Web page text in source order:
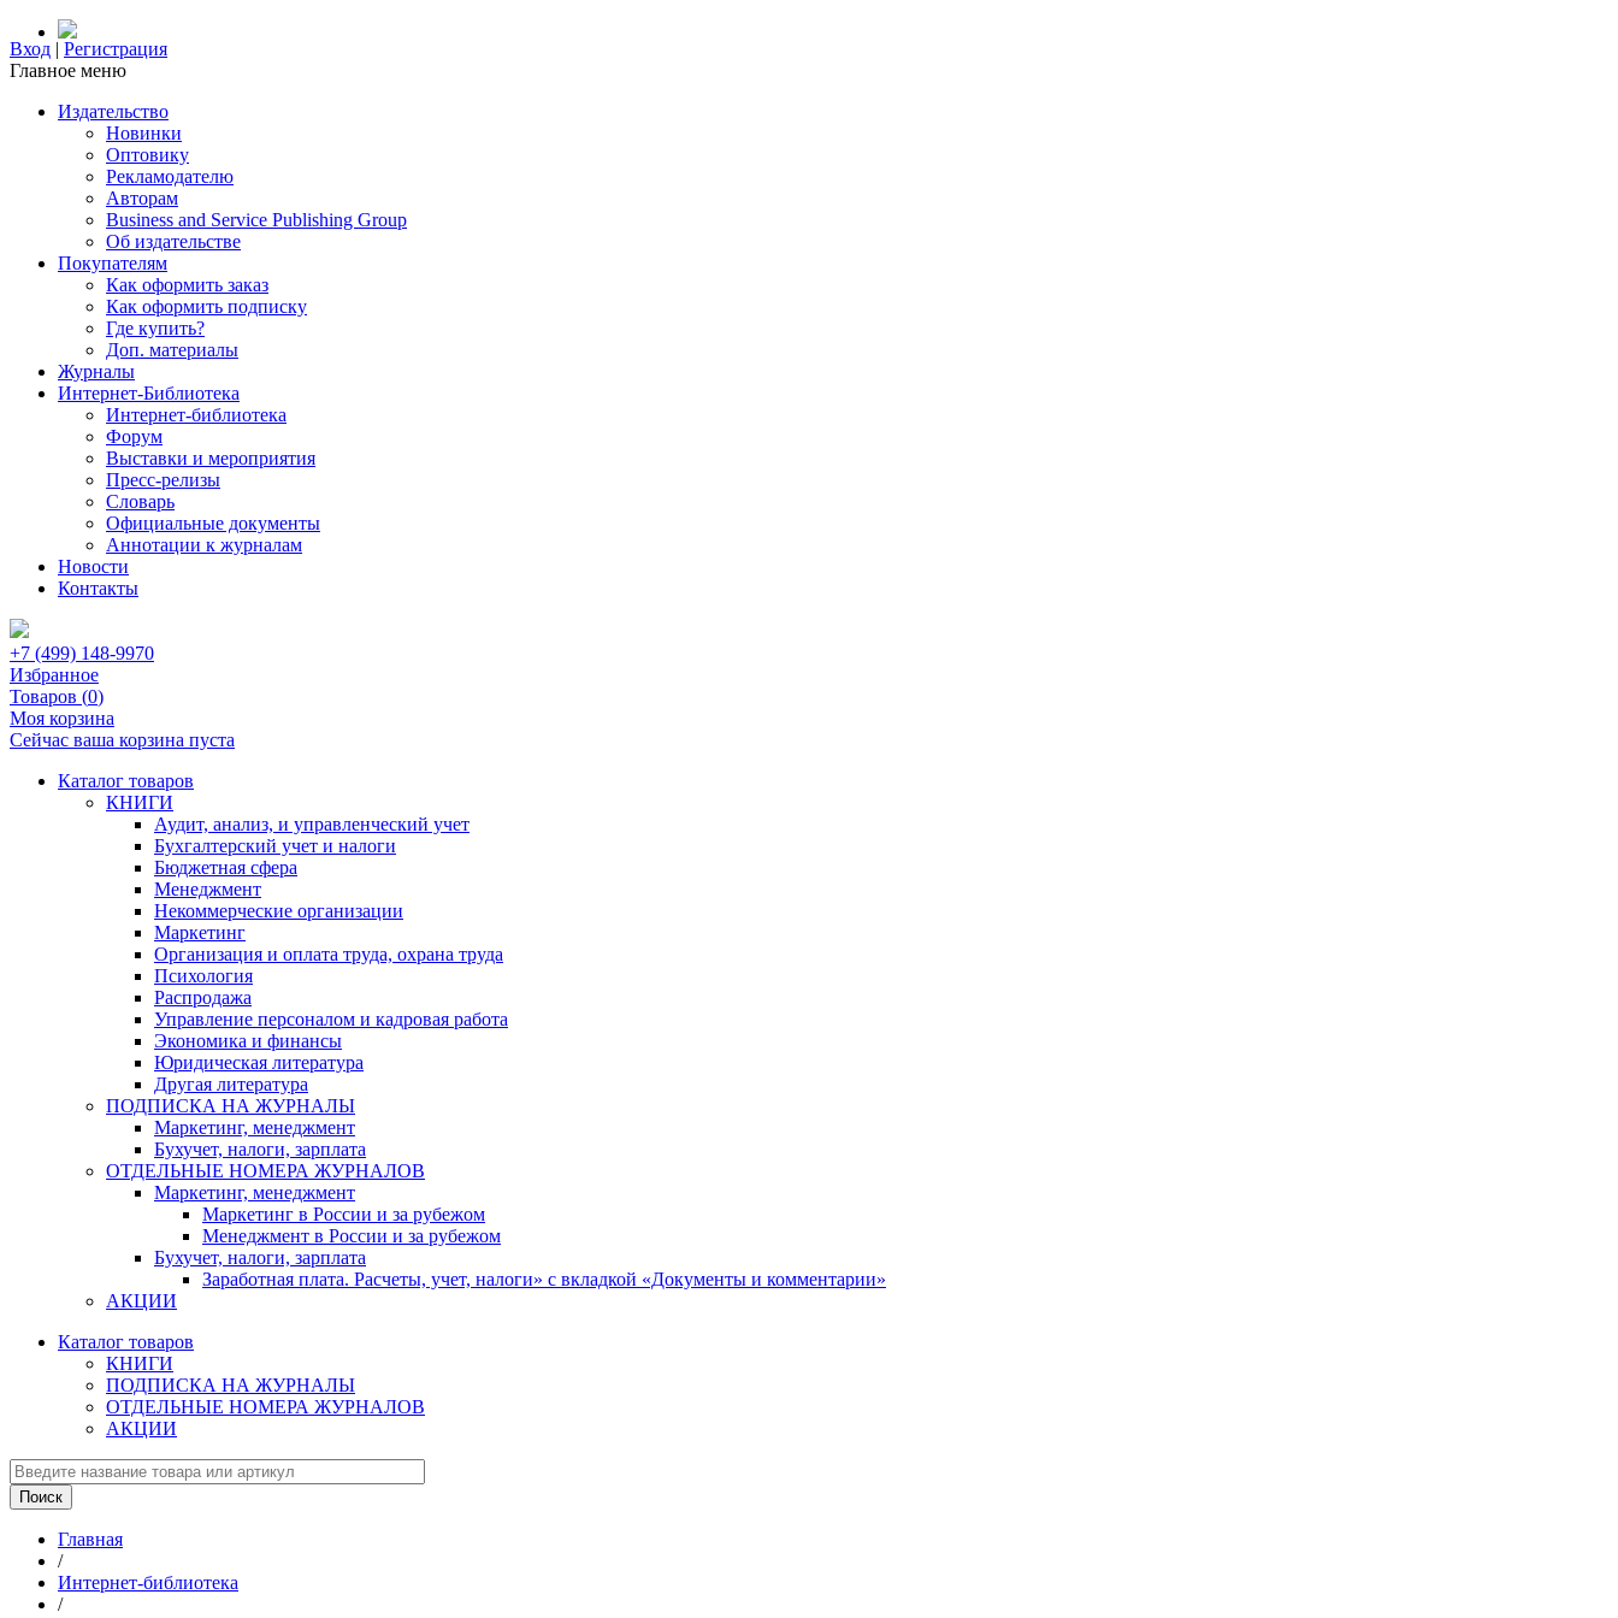
Вход | Регистрация
Главное меню
Издательство
Новинки
Оптовику
Рекламодателю
Авторам
Business and Service Publishing Group
Об издательстве
Покупателям
Как оформить заказ
Как оформить подписку
Где купить?
Доп. материалы
Журналы
Интернет-Библиотека
Интернет-библиотека
Форум
Выставки и мероприятия
Пресс-релизы
Словарь
Официальные документы
Аннотации к журналам
Новости
Контакты
+7 (499) 148-9970
Избранное
Товаров (0)
Моя корзина
Сейчас ваша корзина пуста
Каталог товаров
КНИГИ
Аудит, анализ, и управленческий учет
Бухгалтерский учет и налоги
Бюджетная сфера
Менеджмент
Некоммерческие организации
Маркетинг
Организация и оплата труда, охрана труда
Психология
Распродажа
Управление персоналом и кадровая работа
Экономика и финансы
Юридическая литература
Другая литература
ПОДПИСКА НА ЖУРНАЛЫ
Маркетинг, менеджмент
Бухучет, налоги, зарплата
ОТДЕЛЬНЫЕ НОМЕРА ЖУРНАЛОВ
Маркетинг, менеджмент
Маркетинг в России и за рубежом
Менеджмент в России и за рубежом
Бухучет, налоги, зарплата
Заработная плата. Расчеты, учет, налоги» с вкладкой «Документы и комментарии»
АКЦИИ
Каталог товаров
КНИГИ
ПОДПИСКА НА ЖУРНАЛЫ
ОТДЕЛЬНЫЕ НОМЕРА ЖУРНАЛОВ
АКЦИИ
Главная
/
Интернет-библиотека
/